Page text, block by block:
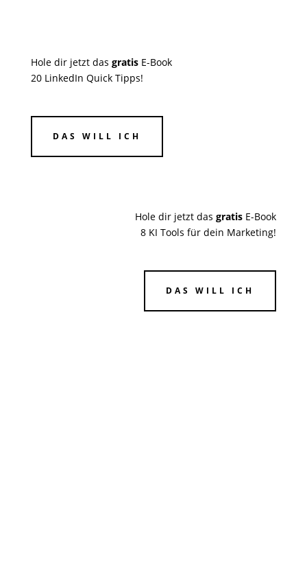
Hole dir jetzt das gratisE-Book
20 LinkedIn Quick Tipps!
DAS WILL ICH
Hole dir jetzt dasgratis E-Book
8 KI Tools für dein Marketing!
DAS WILL ICH